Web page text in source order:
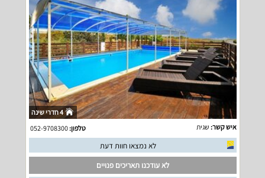
4 חדרי שינה
איש קשר: שגית טלפון:052-9708300
לא נמצאו חוות דעת
לא עודכנו תאריכים פנויים